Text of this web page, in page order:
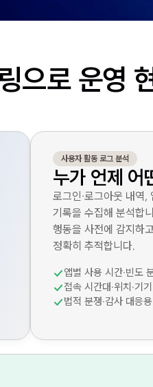
으로 운영
사용자 활동 로그 분석
누가 언제 어
로그인·로그아웃 내역
기록을 수집해 분석합
행동을 사전에 감지하
정확히 추적합니다.
앱별 사용 시간·빈도
접속 시간대·위치·기
법적 분쟁·감사 대응